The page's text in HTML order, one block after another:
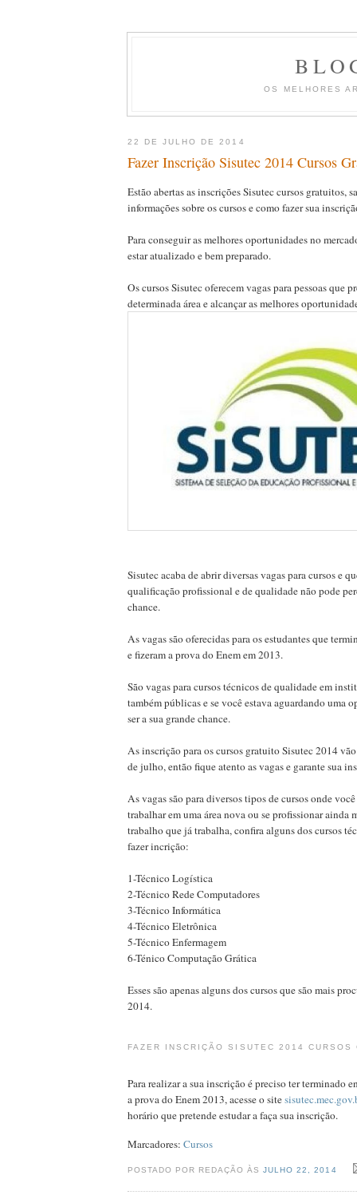
OS MELHORES
22 DE JULHO DE 2014
Fazer Inscrição Sisutec 2014 Cursos
Estão abertas as inscrições Sisutec cursos gratuitos,
informações sobre os cursos e como fazer sua
Para conseguir as melhores oportunidades no
estar atualizado e bem preparado.
Os cursos Sisutec oferecem vagas para pessoas que
determinada área e alcançar as melhores
Sisutec acaba de abrir diversas vagas para cursos e
qualificação profissional e de qualidade não pode
chance.
As vagas são oferecidas para os estudantes que
e fizeram a prova do Enem em 2013.
São vagas para cursos técnicos de qualidade em
também públicas e se você estava aguardando uma
ser a sua grande chance.
As inscrição para os cursos gratuito Sisutec 2014
de julho, então fique atento as vagas e garante sua
As vagas são para diversos tipos de cursos onde
trabalhar em uma área nova ou se profissionar ainda
trabalho que já trabalha, confira alguns dos cursos
fazer incrição:
1-Técnico Logística
2-Técnico Rede Computadores
3-Técnico Informática
4-Técnico Eletrônica
5-Técnico Enfermagem
6-Ténico Computação Grática
Esses são apenas alguns dos cursos que são mais
2014.
FAZER INSCRIÇÃO SISUTEC 2014 CURSOS
Para realizar a sua inscrição é preciso ter terminado
a prova do Enem 2013, acesse o site
horário que pretende estudar a faça sua inscrição.
Marcadores: Cursos
POSTADO POR REDAÇÃO ÀSJULHO 22, 2014